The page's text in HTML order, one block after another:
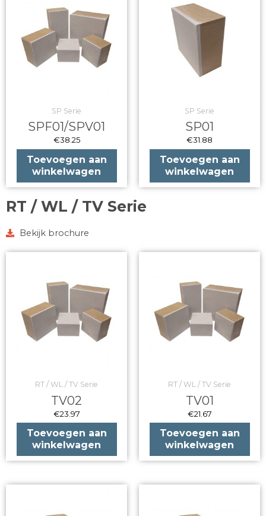
SP Serie
SPF01/SPV01
€38.25
Toevoegen aan
winkelwagen
SP Serie
SP01
€31.88
Toevoegen aan
winkelwagen
RT / WL / TV Serie
Bekijk brochure
RT / WL / TV Serie
TV02
€23.97
Toevoegen aan
winkelwagen
RT / WL / TV Serie
TV01
€21.67
Toevoegen aan
winkelwagen